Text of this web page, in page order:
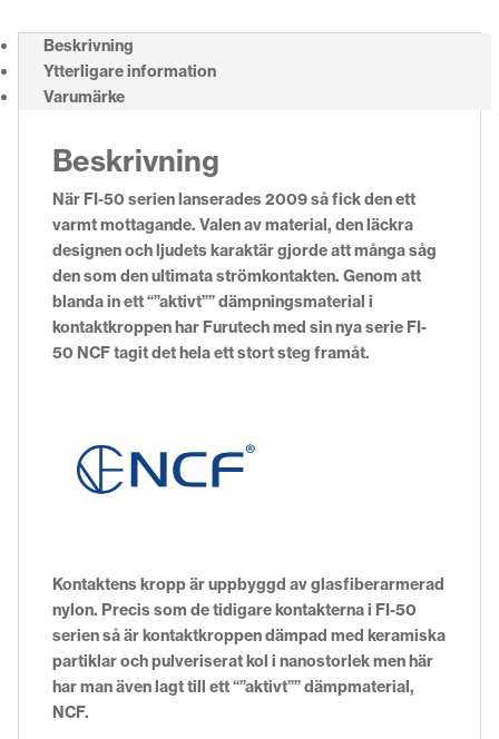
Beskrivning
Ytterligare information
Varumärke
Beskrivning
När FI-50 serien lanserades 2009 så fick den ett
varmt mottagande. Valen av material, den läckra
designen och ljudets karaktär gjorde att många såg
den som den ultimata strömkontakten. Genom att
blanda in ett “”aktivt”” dämpningsmaterial i
kontaktkroppen har Furutech med sin nya serie FI-
50 NCF tagit det hela ett stort steg framåt.
Kontaktens kropp är uppbyggd av glasfiberarmerad
nylon. Precis som de tidigare kontakterna i FI-50
serien så är kontaktkroppen dämpad med keramiska
partiklar och pulveriserat kol i nanostorlek men här
har man även lagt till ett “”aktivt”” dämpmaterial,
NCF.